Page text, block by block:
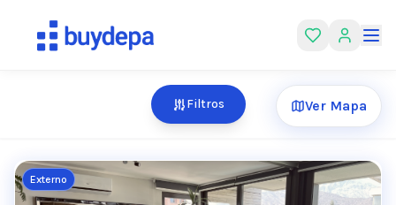
Filtros Ver Mapa
Externo